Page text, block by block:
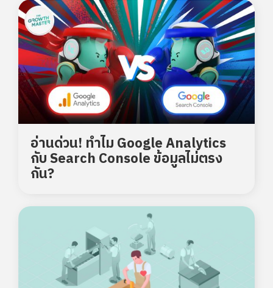
อ่านด่วน! ทำไม Google Analytics
กับ Search Console ข้อมูลไม่ตรง
กัน?